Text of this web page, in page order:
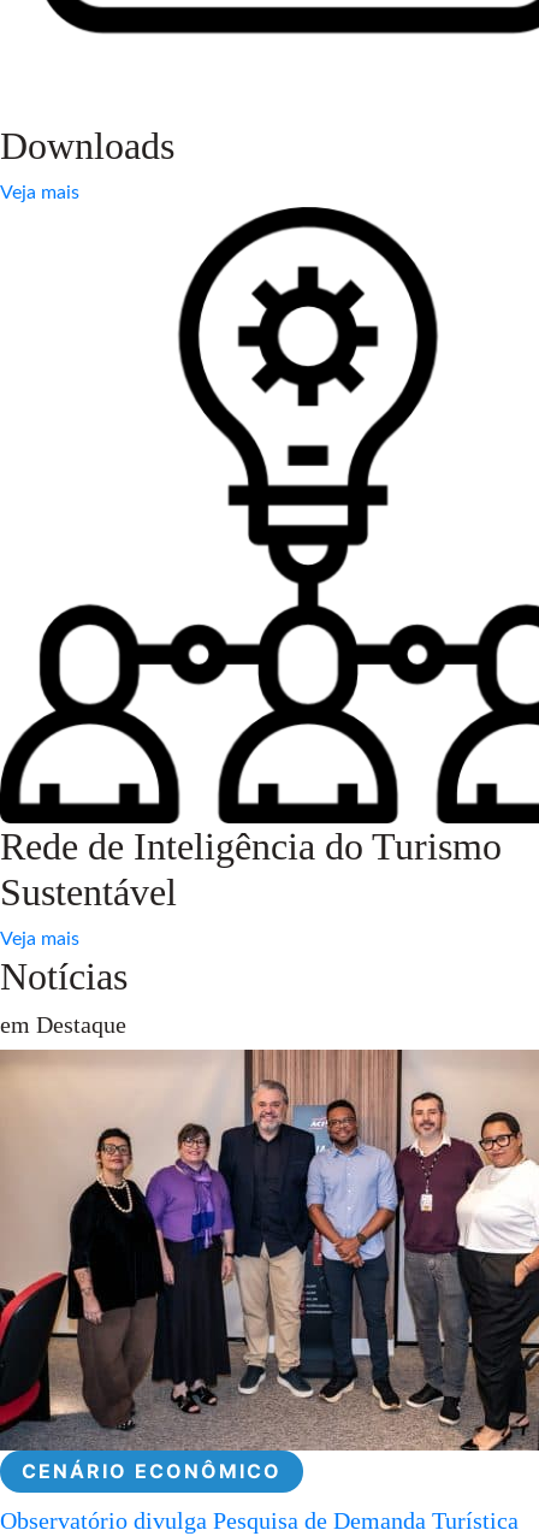
Downloads
Veja mais
Rede de Inteligência do Turismo
Sustentável
Veja mais
Notícias
em Destaque
CENÁRIO ECONÔMICO
Observatório divulga Pesquisa de Demanda Turística